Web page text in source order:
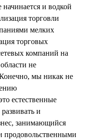
и водкой
торговли
мелких
торговых
компаний на
не
мы никак не
естественные
и
занимающийся
продовольственными